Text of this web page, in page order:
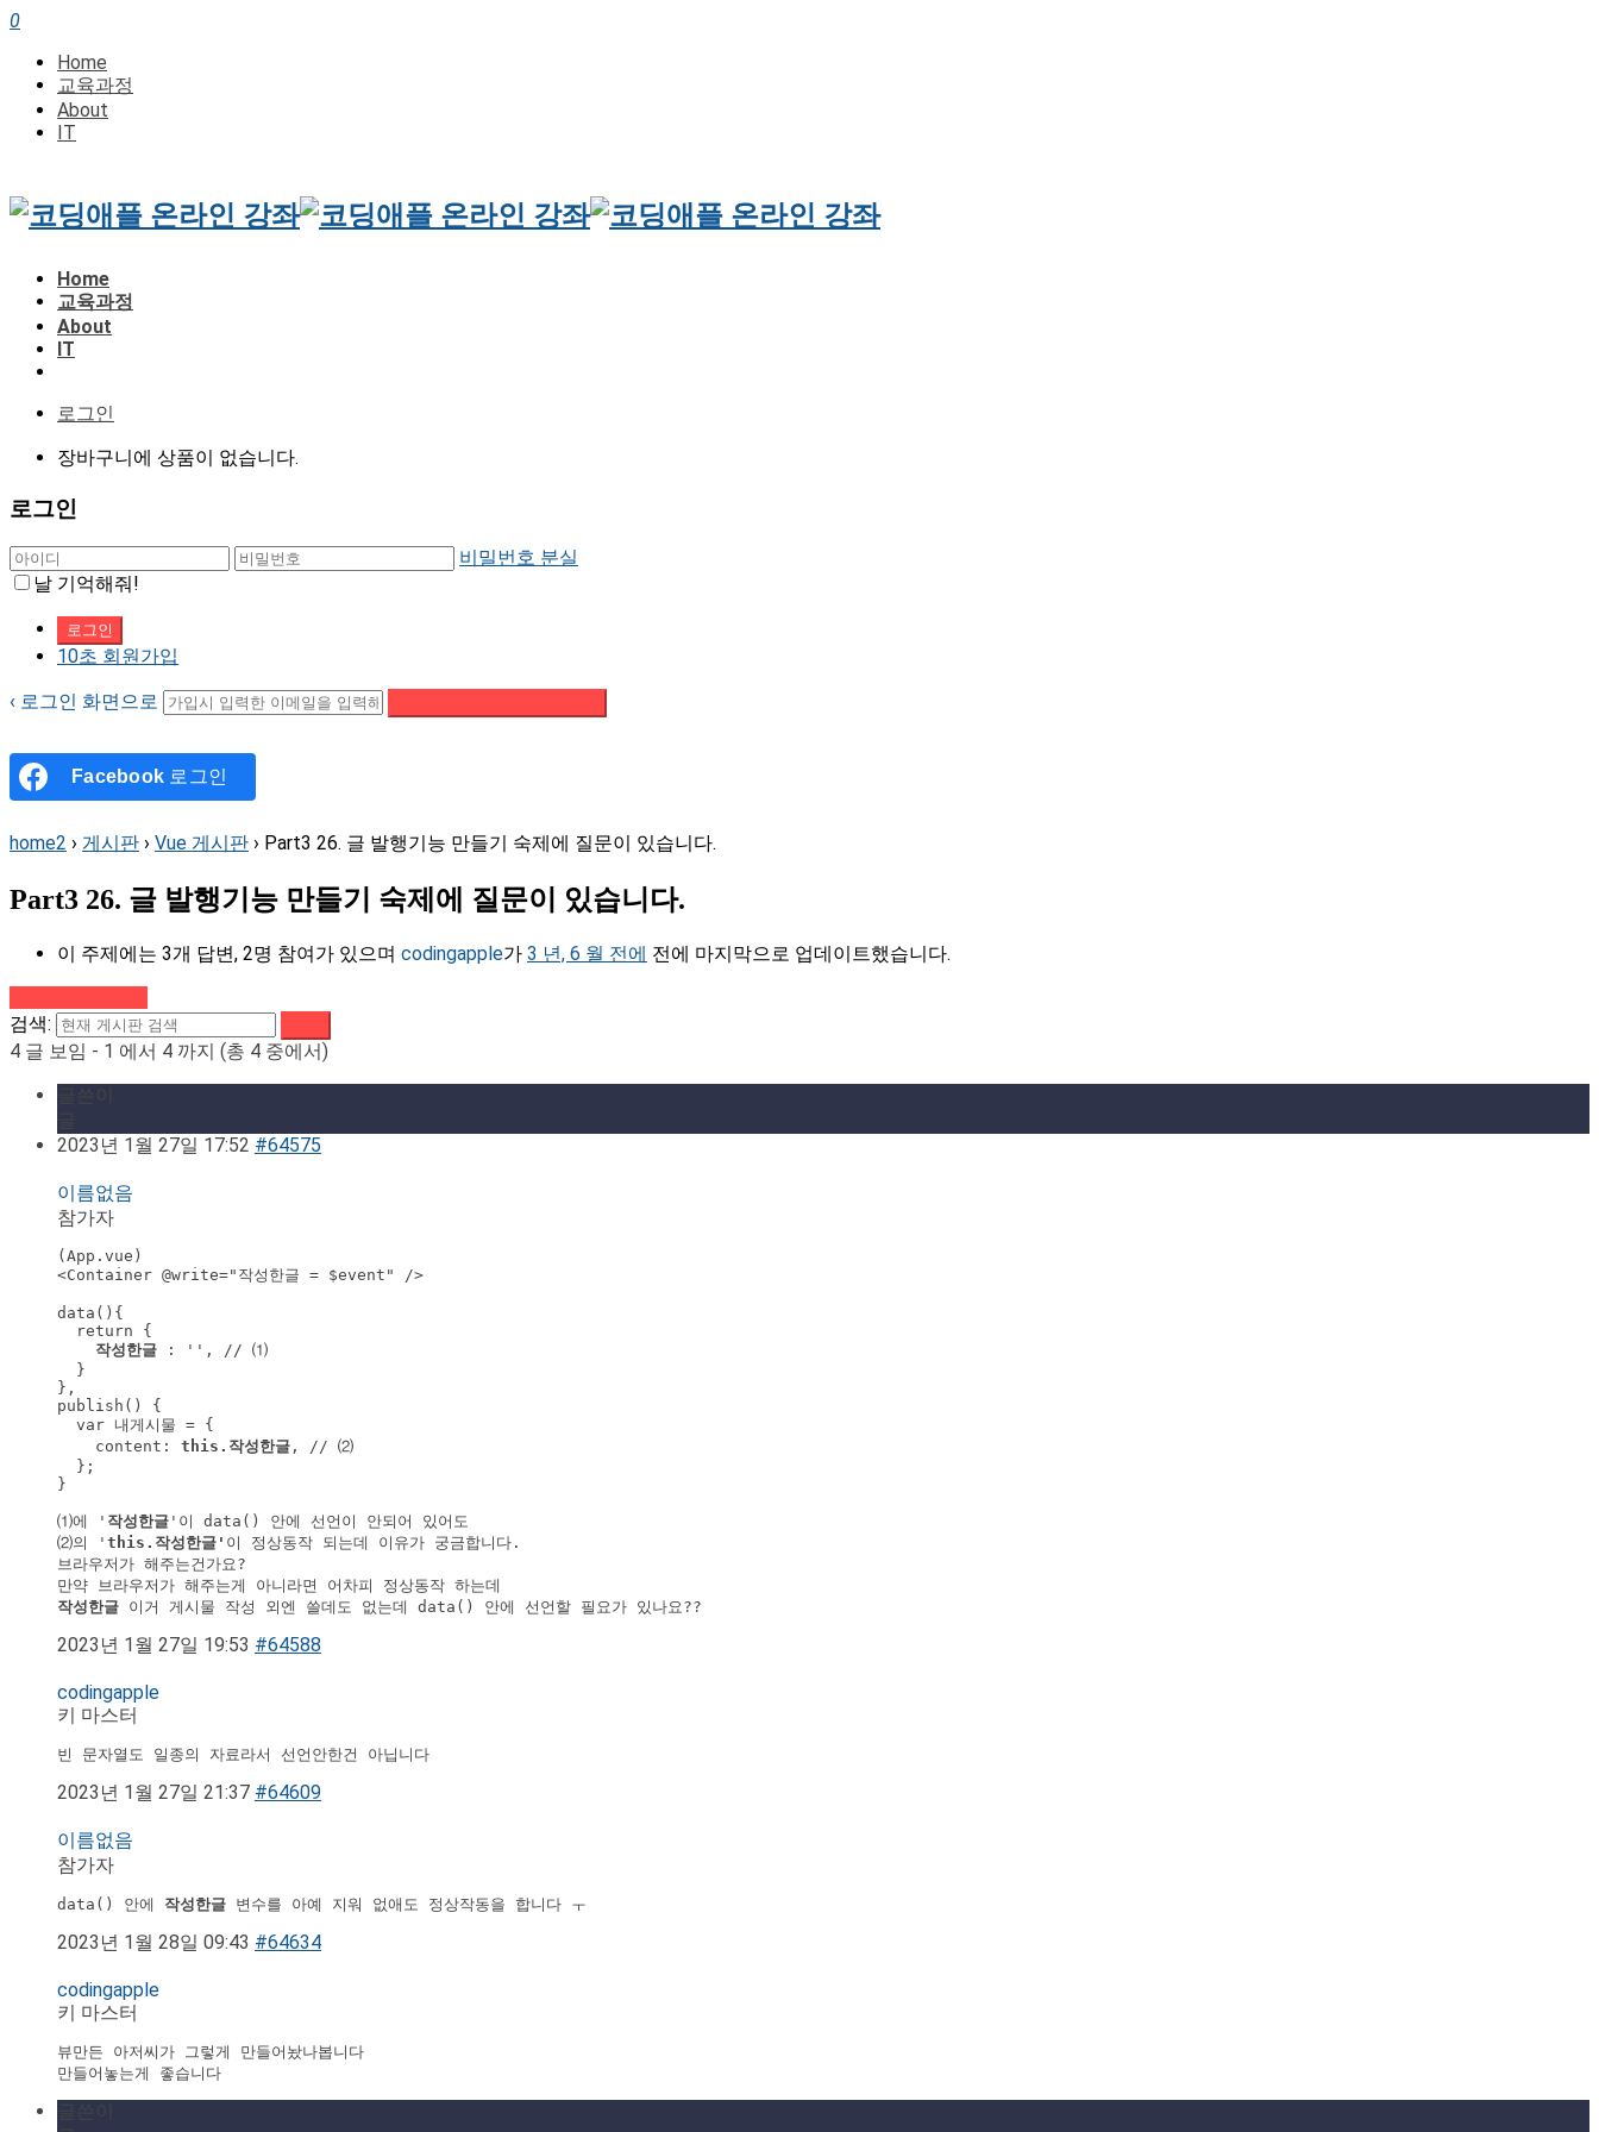
0
Home
교육과정
About
IT
Home
교육과정
About
IT
로그인
장바구니에 상품이 없습니다.
로그인
비밀번호 분실
날 기억해줘!
10초 회원가입
‹ 로그인 화면으로
Facebook 로그인
home2 › 게시판 › Vue 게시판 › Part3 26. 글 발행기능 만들기 숙제에 질문이 있습니다.
Part3 26. 글 발행기능 만들기 숙제에 질문이 있습니다.
이 주제에는 3개 답변, 2명 참여가 있으며 codingapple가 3 년, 6 월 전에 전에 마지막으로 업데이트했습니다.
검색:
4 글 보임 - 1 에서 4 까지 (총 4 중에서)
2023년 1월 27일 17:52 #64575
이름없음
참가자
(App.vue)
<Container @write="작성한글 = $event" />
data(){
  return {
작성한글 : '', // ⑴
  }
},
publish() {
  var 내게시물 = {
    content:
this.작성한글 , // ⑵
  };
}
⑴에 ' 작성한글 '이 data() 안에 선언이 안되어 있어도
⑵의 ' this.작성한글' 이 정상동작 되는데 이유가 궁금합니다.
브라우저가 해주는건가요?
작성한글 이거 게시물 작성 외엔 쓸데도 없는데 data() 안에 선언할 필요가 있나요??
2023년 1월 27일 19:53 #64588
codingapple
키 마스터
빈 문자열도 일종의 자료라서 선언안한건 아닙니다
2023년 1월 27일 21:37 #64609
이름없음
참가자
data() 안에 작성한글 변수를 아예 지워 없애도 정상작동을 합니다 ㅜ
2023년 1월 28일 09:43 #64634
codingapple
키 마스터
뷰만든 아저씨가 그렇게 만들어놨나봅니다
만들어놓는게 좋습니다